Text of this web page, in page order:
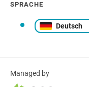
SPRACHE
Deutsch
Managed by